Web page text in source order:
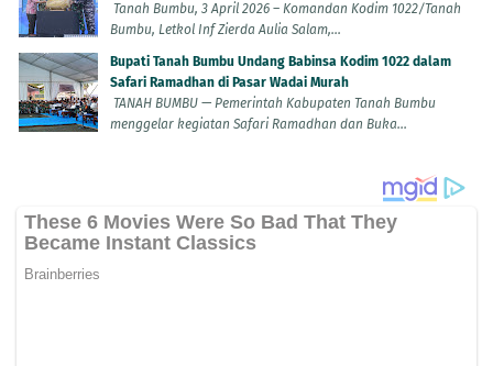
Tanah Bumbu, 3 April 2026 – Komandan Kodim 1022/Tanah
Bumbu, Letkol Inf Zierda Aulia Salam,...
Bupati Tanah Bumbu Undang Babinsa Kodim 1022 dalam
Safari Ramadhan di Pasar Wadai Murah
TANAH BUMBU — Pemerintah Kabupaten Tanah Bumbu
menggelar kegiatan Safari Ramadhan dan Buka...